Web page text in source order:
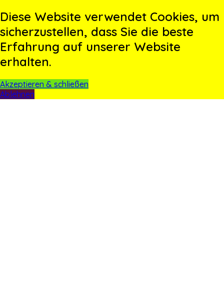
Diese Website verwendet Cookies, um
sicherzustellen, dass Sie die beste
Erfahrung auf unserer Website
erhalten.
Akzeptieren & schließen
Ablehnen